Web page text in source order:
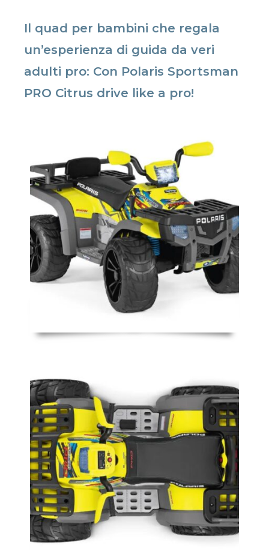
Il quad per bambini che regala
un’esperienza di guida da veri
adulti pro: Con Polaris Sportsman
PRO Citrus drive like a pro!